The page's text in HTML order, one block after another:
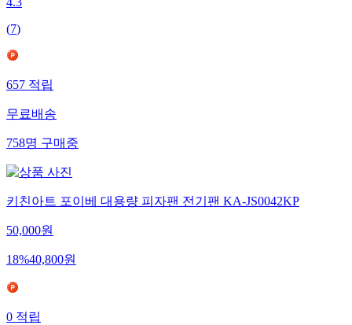
(7)
657 적립
무료배송
758명 구매중
키친아트 포이베 대용량 피자팬 전기팬 KA-JS0042KP
50,000원
18%40,800원
0 적립